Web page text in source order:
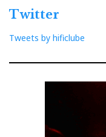
Twitter
Tweets by hificlube